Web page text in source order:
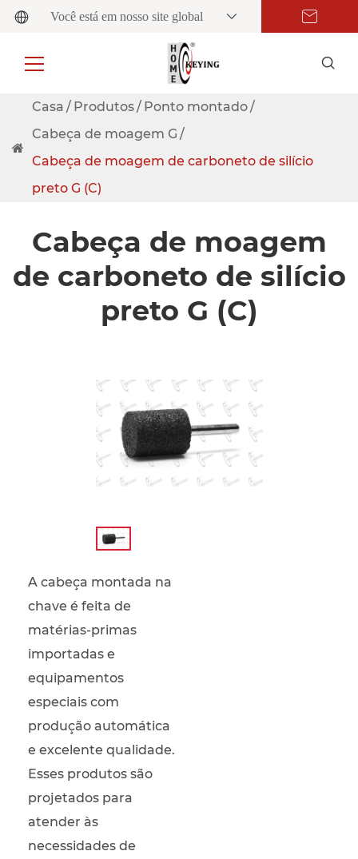
Você está em nosso site global
Casa Produtos
Ponto montado
Cabeça de moagem G
Cabeça de moagem de carboneto de silício
preto G (C)
Cabeça de moagem
de carboneto de silício
preto G (C)
A cabeça montada na
chave é feita de
matérias-primas
importadas e
equipamentos
especiais com
produção automática
e excelente qualidade.
Esses produtos são
projetados para
atender às
necessidades de